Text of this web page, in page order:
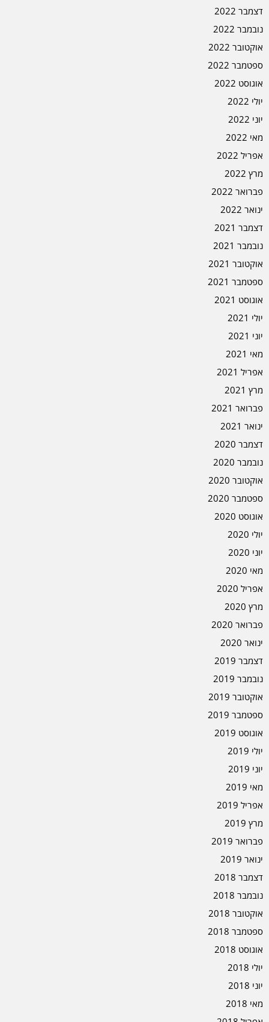
דצמבר 2022
נובמבר 2022
אוקטובר 2022
ספטמבר 2022
אוגוסט 2022
יולי 2022
יוני 2022
מאי 2022
אפריל 2022
מרץ 2022
פברואר 2022
ינואר 2022
דצמבר 2021
נובמבר 2021
אוקטובר 2021
ספטמבר 2021
אוגוסט 2021
יולי 2021
יוני 2021
מאי 2021
אפריל 2021
מרץ 2021
פברואר 2021
ינואר 2021
דצמבר 2020
נובמבר 2020
אוקטובר 2020
ספטמבר 2020
אוגוסט 2020
יולי 2020
יוני 2020
מאי 2020
אפריל 2020
מרץ 2020
פברואר 2020
ינואר 2020
דצמבר 2019
נובמבר 2019
אוקטובר 2019
ספטמבר 2019
אוגוסט 2019
יולי 2019
יוני 2019
מאי 2019
אפריל 2019
מרץ 2019
פברואר 2019
ינואר 2019
דצמבר 2018
נובמבר 2018
אוקטובר 2018
ספטמבר 2018
אוגוסט 2018
יולי 2018
יוני 2018
מאי 2018